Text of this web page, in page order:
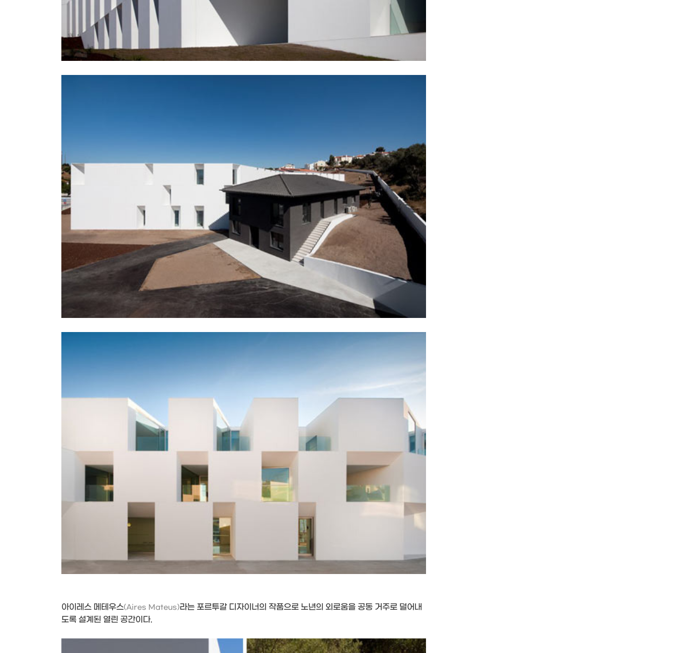
아이레스 메테우스(Aires Mateus)라는 포르투갈 디자이너의 작품으로 노년의 외로움을 공동 거주로 덜어내
도록 설계된 열린 공간이다.